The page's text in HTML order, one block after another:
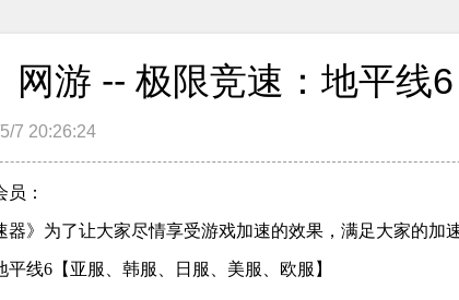
网游 -- 极限竞速：地平线6
7 20:26:24
：
器》为了让大家尽情享受游戏加速的效果，满足大家的加
平线6【亚服、韩服、日服、美服、欧服】